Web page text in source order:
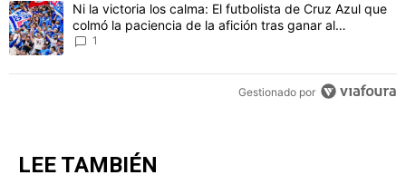
Un artículo de tendencia con el título "Ni la victoria los calma: El
Ni la victoria los calma: El futbolista de Cruz Azul que
colmó la paciencia de la afición tras ganar al
Philadelphia
1
Gestionado por
LEE TAMBIÉN